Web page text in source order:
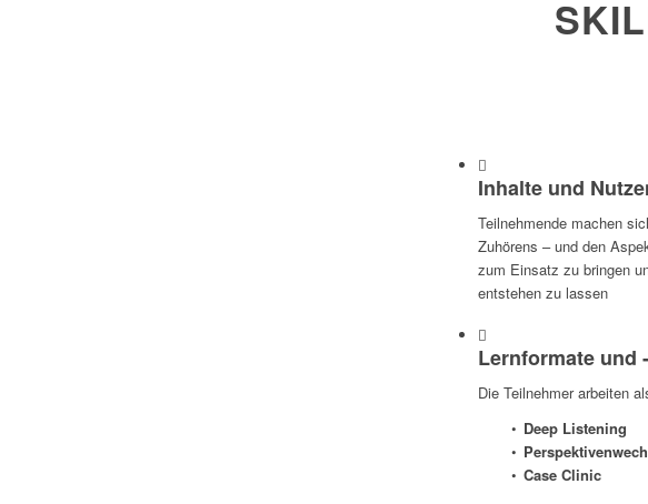
Inhalte und
Teilnehmende machen
Zuhörens – und den
zum Einsatz zu bringen
entstehen zu lassen
Lernformate und
Die Teilnehmer arbeiten
Deep Listening
Case Clinic